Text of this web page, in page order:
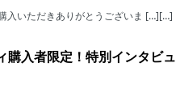
入いただきありがとうございま […][…]
購入者限定！特別インタビュ